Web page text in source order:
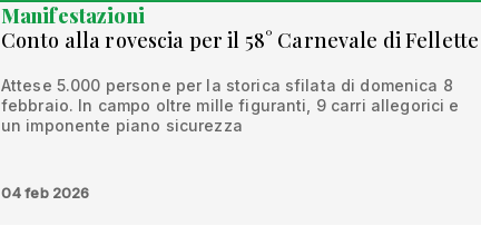
Manifestazioni
Conto alla rovescia per il 58° Carnevale di Fellette
Attese 5.000 persone per la storica sfilata di domenica 8
febbraio. In campo oltre mille figuranti, 9 carri allegorici e
un imponente piano sicurezza
04 feb 2026